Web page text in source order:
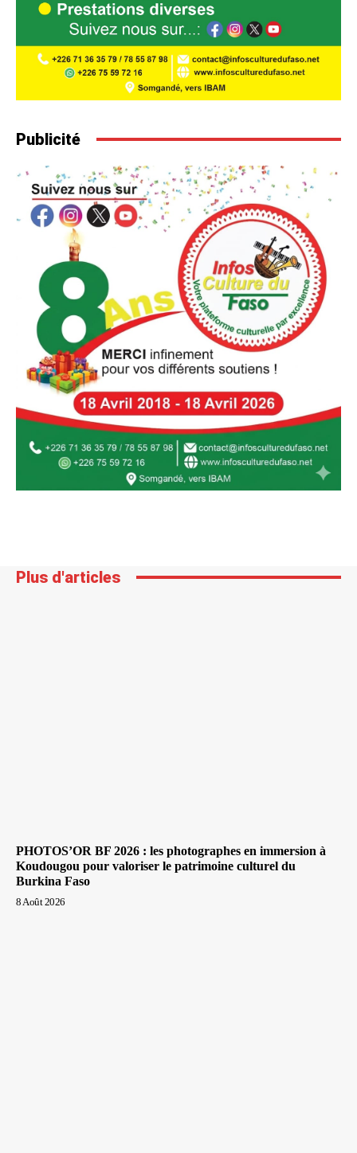
Publicité
Plus d'articles
PHOTOS’OR BF 2026 : les photographes en immersion à
Koudougou pour valoriser le patrimoine culturel du
Burkina Faso
8 Août 2026